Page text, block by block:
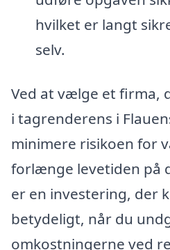
hvilket er langt
selv.
Ved at vælge et firma,
i tagrenderens i
minimere risikoen for
forlænge levetiden på
er en investering, der
betydeligt, når du
omkostningerne ved